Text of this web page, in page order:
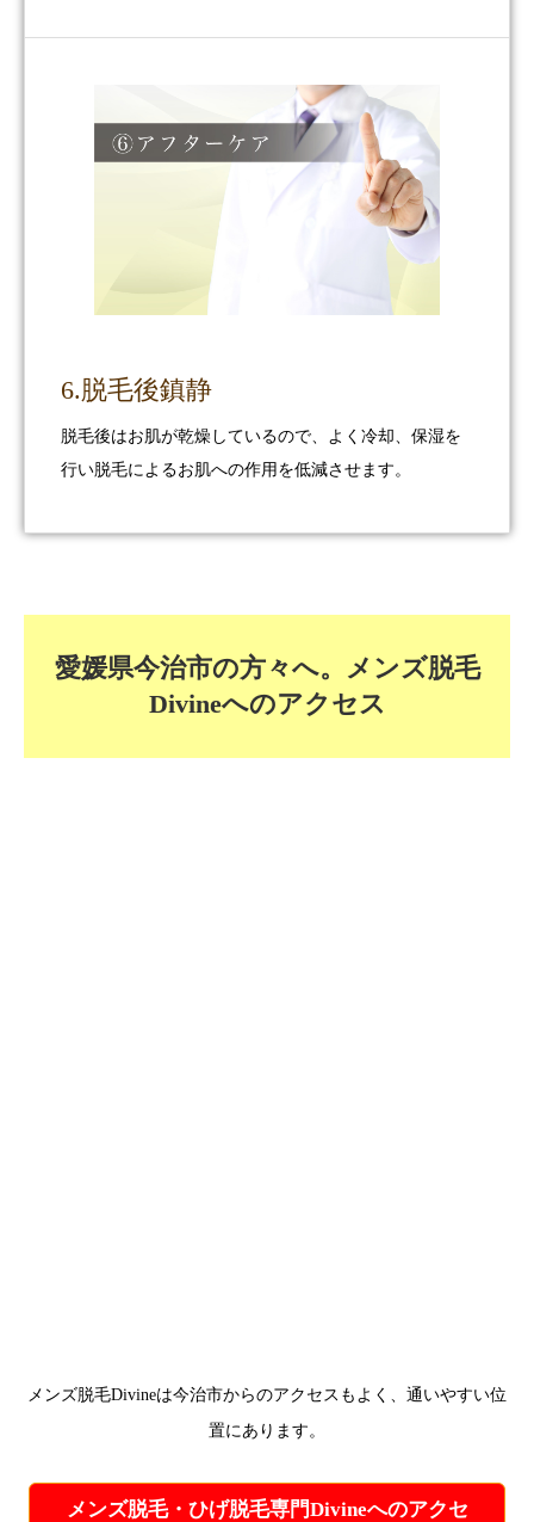
6.脱毛後鎮静
脱毛後はお肌が乾燥しているので、よく冷却、保湿を
行い脱毛によるお肌への作用を低減させます。
愛媛県今治市の方々へ。メンズ脱毛
Divineへのアクセス
メンズ脱毛Divineは今治市からのアクセスもよく、通いやすい位
置にあります。
メンズ脱毛・ひげ脱毛専門Divineへのアクセ